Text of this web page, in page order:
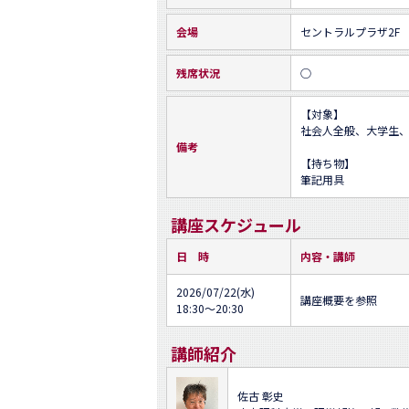
会場 セントラルプラザ2F
残席状況 ○
備考
【対象】
社会人全般、大学生
【持ち物】
筆記用具
講座スケジュール
日 時 内容・講師
2026/07/22(水)
18:30～20:30
講座概要を参照
講師紹介
佐古 彰史